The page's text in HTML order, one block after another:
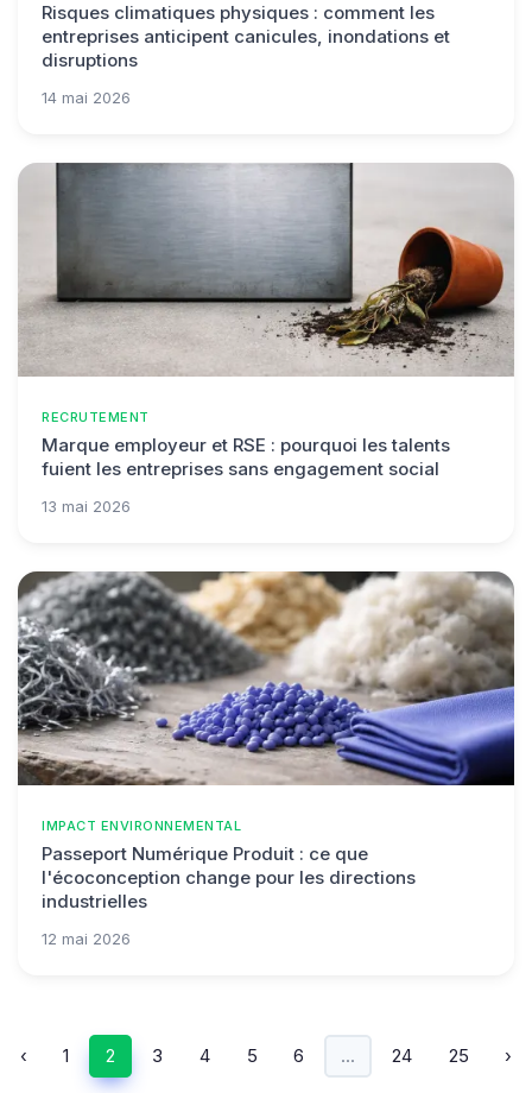
Risques climatiques physiques : comment les
entreprises anticipent canicules, inondations et
disruptions
14 mai 2026
RECRUTEMENT
Marque employeur et RSE : pourquoi les talents
fuient les entreprises sans engagement social
13 mai 2026
IMPACT ENVIRONNEMENTAL
Passeport Numérique Produit : ce que
l'écoconception change pour les directions
industrielles
12 mai 2026
‹ 1 2 3 4 5 6 ... 24 25 ›